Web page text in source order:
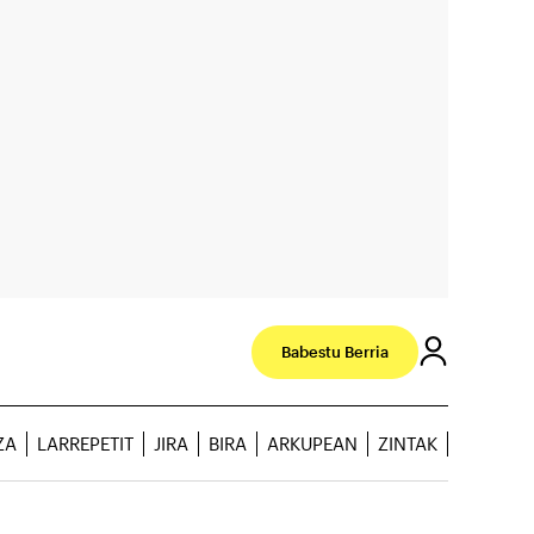
Babestu Berria
LARREPETIT JIRA BIRA ARKUPEAN ZINTAK